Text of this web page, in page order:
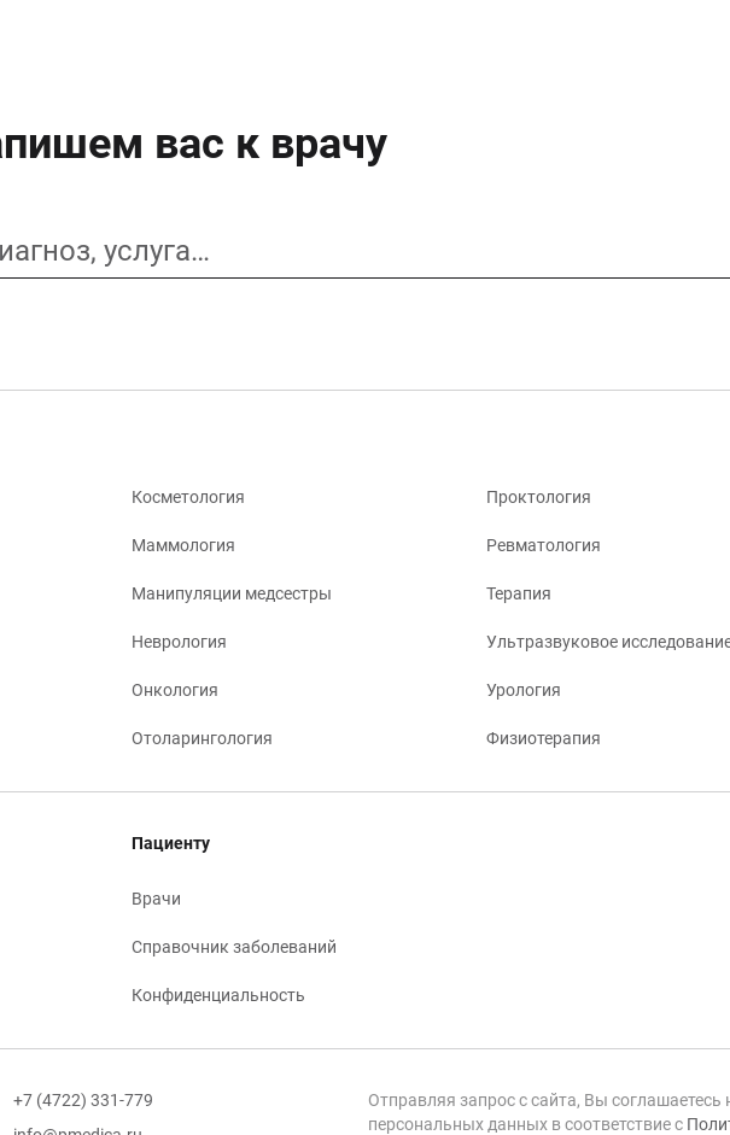
вас к врачу
услуга…
Косметология
Маммология
Манипуляции медсестры
Неврология
Онкология
Отоларингология
Проктология
Ревматология
Терапия
Ультразвуковое
Урология
Физиотерапия
Пациенту
Врачи
Справочник заболеваний
Конфиденциальность
+7 (4722) 331-779
Отправляя запрос с сайта, Вы соглашаетесь
персональных данных в соответствие с